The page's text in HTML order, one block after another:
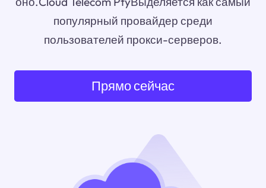
популярный провайдер среди
пользователей прокси-серверов.
Прямо сейчас